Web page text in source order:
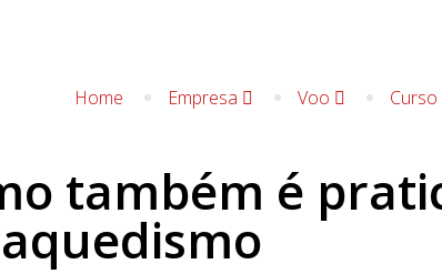
Home Empresa Voo Curso
também é